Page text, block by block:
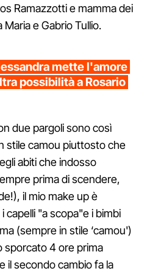
Ramazzotti e mamma dei
e Gabrio Tullio.
mette l'amore
possibilità a Rosario
due pargoli sono così
stile camou piuttosto che
abiti che indosso
prima di scendere,
il mio make up è
capelli "a scopa"e i bimbi
(sempre in stile ‘camou')
sporcato 4 ore prima
il secondo cambio fa la